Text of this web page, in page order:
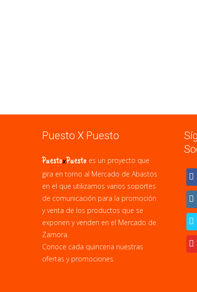
Puesto X Puesto
PuestoxPuesto es un proyecto que
gira en torno al Mercado de Abastos
en el que utilizamos varios soportes
de comunicación para la promoción
y venta de los productos que se
exponen y venden en el Mercado de
Zamora.
Conoce cada quincena nuestras
ofertas y promociones.